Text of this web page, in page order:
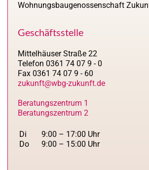
Wohnungsbaugenossenschaft
Geschäftsstelle
Mittelhäuser Straße 22
Telefon 0361 74 07 9 - 0
Fax 0361 74 07 9 - 60
zukunft@wbg-zukunft.de
Beratungszentrum 1
Beratungszentrum 2
Di
Do
9:00 – 17:00 Uhr
9:00 – 15:00 Uhr